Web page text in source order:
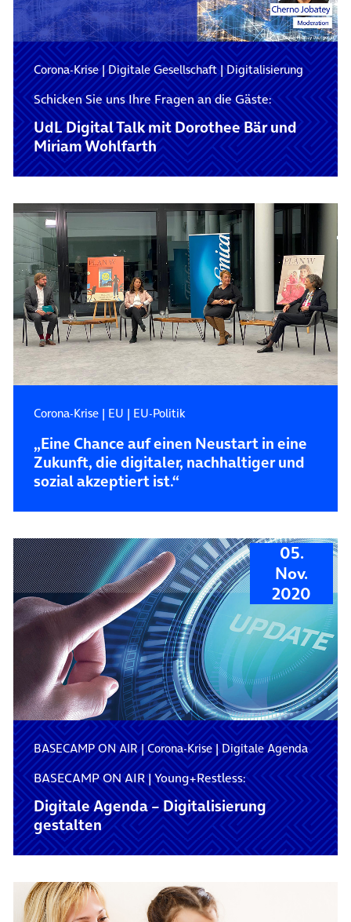
Corona-Krise|Digitale Gesellschaft|Digitalisierung
Schicken Sie uns Ihre Fragen an die Gäste:
UdL Digital Talk mit Dorothee Bär und
Miriam Wohlfarth
Corona-Krise| EU | EU-Politik
„Eine Chance auf einen Neustart in eine
Zukunft, die digitaler, nachhaltiger und
sozial akzeptiert ist.“
05.
Nov.
2020
BASECAMP ON AIR|Corona-Krise|Digitale Agenda
BASECAMP ON AIR | Young+Restless:
Digitale Agenda – Digitalisierung
gestalten